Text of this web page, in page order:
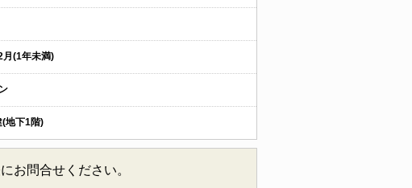
月(1年未満)
(地下1階)
お問合せください。